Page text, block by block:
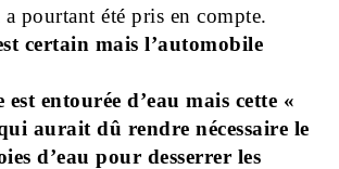
pourtant été pris en compte.
certain mais l’automobile
est entourée d’eau mais cette «
aurait dû rendre nécessaire le
d’eau pour desserrer les